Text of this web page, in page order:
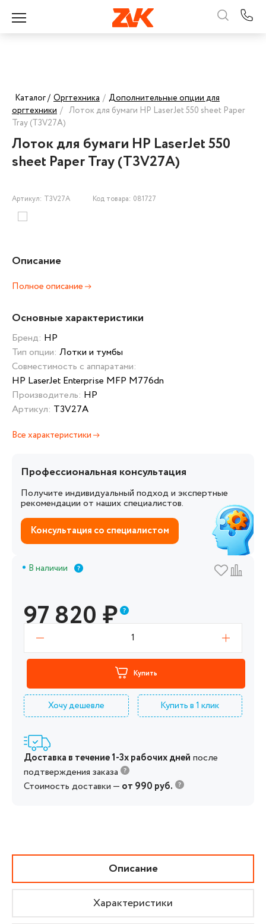
Каталог / Оргтехника / Дополнительные опции для
оргтехники / Лоток для бумаги HP LaserJet 550 sheet Paper
Tray (T3V27A)
Лоток для бумаги HP LaserJet 550
sheet Paper Tray (T3V27A)
Артикул: T3V27A Код товара: 081727
Описание
Полное описание
Основные характеристики
Бренд: HP
Тип опции: Лотки и тумбы
Совместимость с аппаратами:
HP LaserJet Enterprise MFP M776dn
Производитель: HP
Артикул: T3V27A
Все характеристики
Профессиональная консультация
Получите индивидуальный подход и экспертные
рекомендации от наших специалистов.
Консультация со специалистом
В наличии
97 820₽
1
Купить
Хочу дешевле Купить в 1 клик
Доставка в течение 1-3х рабочих дней после
подтверждения заказа
Стоимость доставки — от 990 руб.
Описание
Характеристики